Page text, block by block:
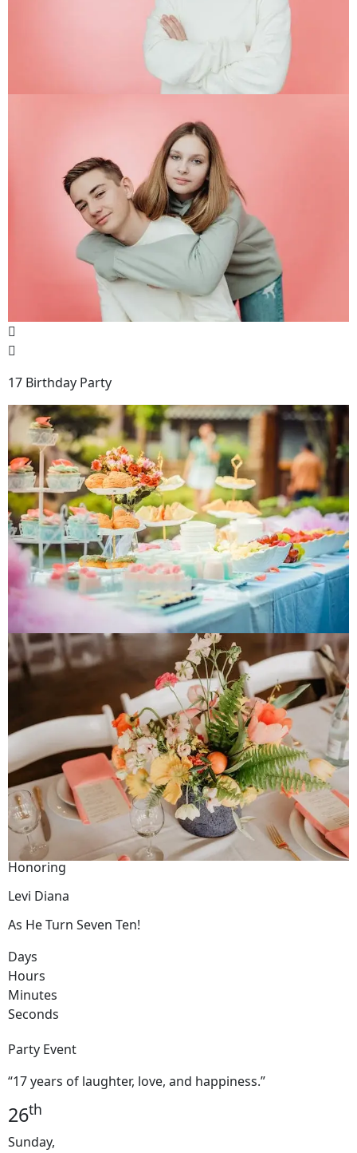
17 Birthday Party
Honoring
Levi Diana
As He Turn Seven Ten!
Days
Hours
Minutes
Seconds
Party Event
“17 years of laughter, love, and happiness.”
26th
Sunday,